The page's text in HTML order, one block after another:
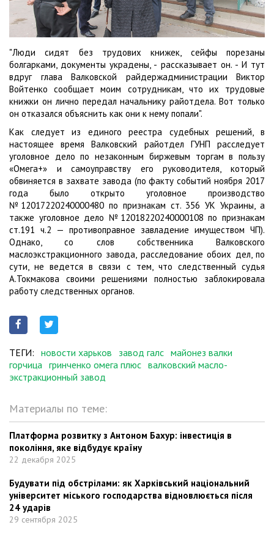
"Люди сидят без трудових книжек, сейфы порезаны
болгарками, документы украдены, - рассказывает он. - И тут
вдруг глава Валковской райдержадминистрации Виктор
Войтенко сообщает моим сотрудникам, что их трудовые
книжки он лично передал начальнику райотдела. Вот только
он отказался объяснить как они к нему попали".
Как следует из единого реестра судебных решений, в
настоящее время Валковский райотдел ГУНП расследует
уголовное дело по незаконным биржевым торгам в пользу
«Омега+» и самоуправству его руководителя, который
обвиняется в захвате завода (по факту событий ноября 2017
года было открыто уголовное производство
№12017220240000480 по признакам ст. 356 УК Украины, а
также уголовное дело №12018220240000108 по признакам
ст.191 ч.2 — противоправное завладение имуществом ЧП).
Однако, со слов собственника Валковского
маслоэкстракционного завода, расследование обоих дел, по
сути, не ведется в связи с тем, что следственный судья
А.Токмакова своими решениями полностью заблокировала
работу следственных органов.
ТЕГИ: новости харьков завод галс майонез валки
горчица гринченко омега плюс валковский масло-
экстракционный завод
Материалы по теме:
Платформа розвитку з Антоном Бахур: інвестиція в
покоління, яке відбудує країну
22 декабря 2025
Будувати під обстрілами: як Харківський національний
університет міського господарства відновлюється після
24 ударів
29 сентября 2025